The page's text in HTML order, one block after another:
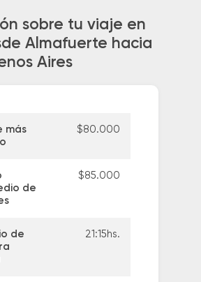
sobre tu viaje en
Almafuerte hacia
Aires
más
$80.000
de
$85.000
de
21:15hs.